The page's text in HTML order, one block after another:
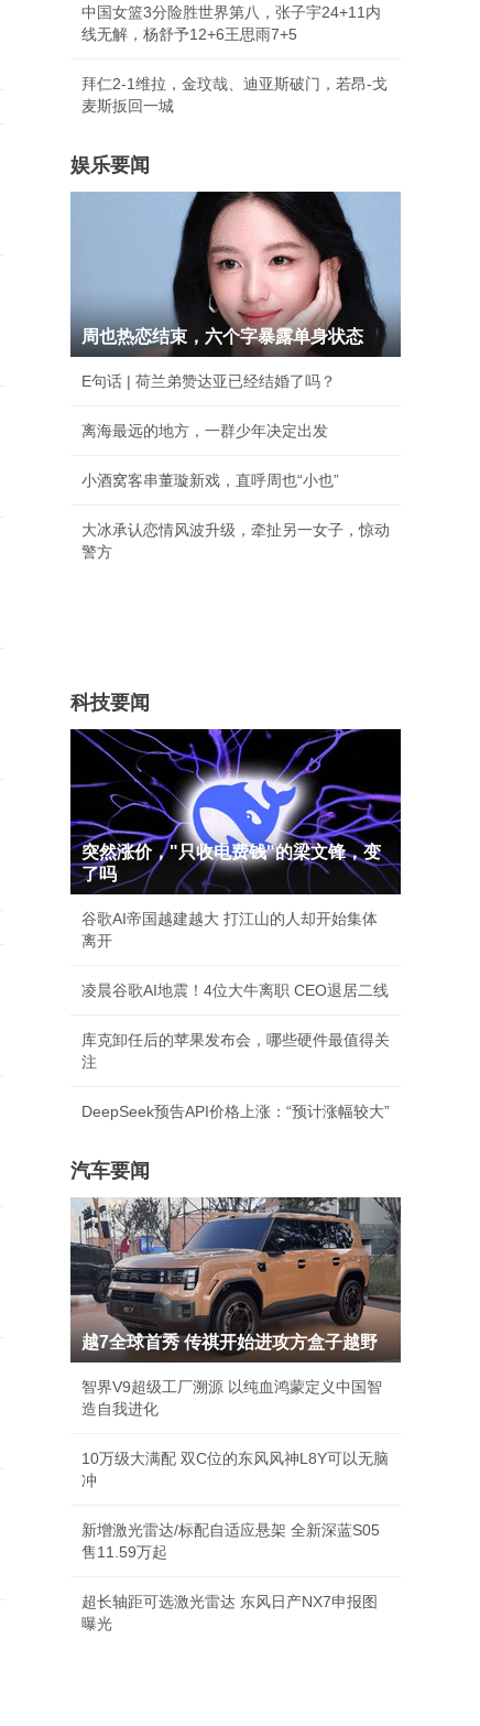
中国女篮3分险胜世界第八，张子宇24+11内
线无解，杨舒予12+6王思雨7+5
拜仁2-1维拉，金玟哉、迪亚斯破门，若昂-戈
麦斯扳回一城
娱乐要闻
周也热恋结束，六个字暴露单身状态
E句话 | 荷兰弟赞达亚已经结婚了吗？
离海最远的地方，一群少年决定出发
小酒窝客串董璇新戏，直呼周也“小也”
大冰承认恋情风波升级，牵扯另一女子，惊动
警方
科技要闻
突然涨价，"只收电费钱"的梁文锋，变
了吗
谷歌AI帝国越建越大 打江山的人却开始集体
离开
凌晨谷歌AI地震！4位大牛离职 CEO退居二线
库克卸任后的苹果发布会，哪些硬件最值得关
注
DeepSeek预告API价格上涨：“预计涨幅较大”
汽车要闻
越7全球首秀 传祺开始进攻方盒子越野
智界V9超级工厂溯源 以纯血鸿蒙定义中国智
造自我进化
10万级大满配 双C位的东风风神L8Y可以无脑
冲
新增激光雷达/标配自适应悬架 全新深蓝S05
售11.59万起
超长轴距可选激光雷达 东风日产NX7申报图
曝光